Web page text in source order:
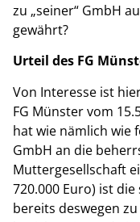
zu „seiner“ GmbH
gewährt?
Urteil des FG
Von Interesse ist
FG Münster vom
hat wie nämlich wie
GmbH an die
Muttergesellschaft
720.000 Euro) ist
bereits deswegen